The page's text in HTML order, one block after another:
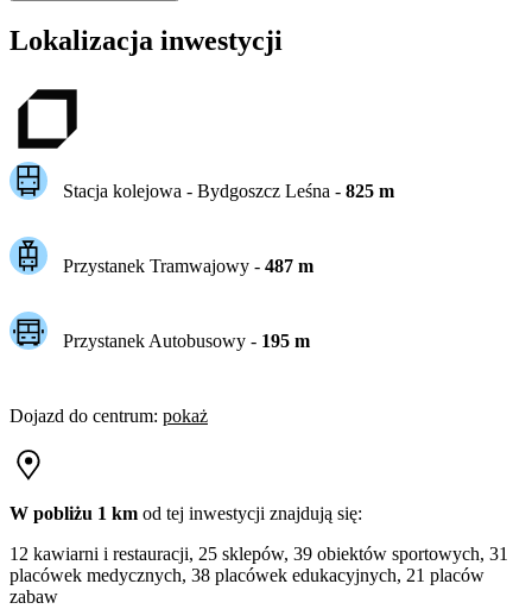
Lokalizacja inwestycji
Stacja kolejowa - Bydgoszcz Leśna - 825m
Przystanek Tramwajowy - 487m
Przystanek Autobusowy - 195m
Dojazd do centrum: pokaż
W pobliżu 1 km od tej inwestycji znajdują się:
12 kawiarni i restauracji, 25 sklepów, 39 obiektów sportowych, 31
placówek medycznych, 38 placówek edukacyjnych, 21 placów
zabaw